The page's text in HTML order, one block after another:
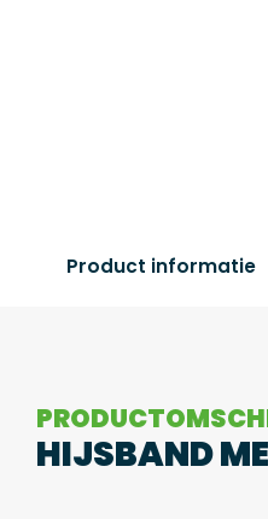
Product informatie
HIJSBAND